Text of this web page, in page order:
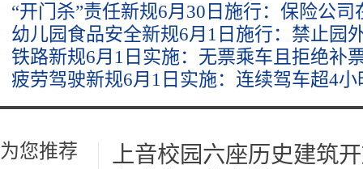
“开门杀”责任新规6月30日施行：保险公司
幼儿园食品安全新规6月1日施行：禁止园
铁路新规6月1日实施：无票乘车且拒绝补
疲劳驾驶新规6月1日实施：连续驾车超4
为您推荐
上音校园六座历史建筑